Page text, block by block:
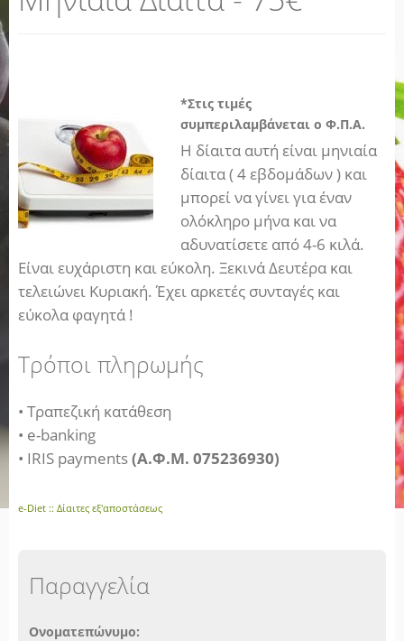
*Στις τιμές
συμπεριλαμβάνεται ο Φ.Π.Α.
Η δίαιτα αυτή είναι μηνιαία
δίαιτα ( 4 εβδομάδων ) και
μπορεί να γίνει για έναν
ολόκληρο μήνα και να
αδυνατίσετε από 4-6 κιλά.
Είναι ευχάριστη και εύκολη. Ξεκινά Δευτέρα και
τελειώνει Κυριακή. Έχει αρκετές συνταγές και
εύκολα φαγητά !
Τρόποι πληρωμής
• Τραπεζική κατάθεση
• e-banking
• IRIS payments(Α.Φ.Μ. 075236930)
e-Diet :: Δίαιτες εξ'αποστάσεως
Παραγγελία
Ονοματεπώνυμο: